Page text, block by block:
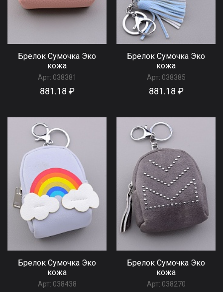
Брелок Сумочка Эко
кожа
Арт: 038381
881.18 ₽
Брелок Сумочка Эко
кожа
Арт: 038385
881.18 ₽
Брелок Сумочка Эко
кожа
Арт: 038438
Брелок Сумочка Эко
кожа
Арт: 038270